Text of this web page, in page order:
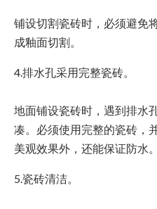
铺设切割瓷砖时，必须避免
成釉面切割。
4.排水孔采用完整瓷砖。
地面铺设瓷砖时，遇到排水
凑。必须使用完整的瓷砖，
美观效果外，还能保证防水。
5.瓷砖清洁。